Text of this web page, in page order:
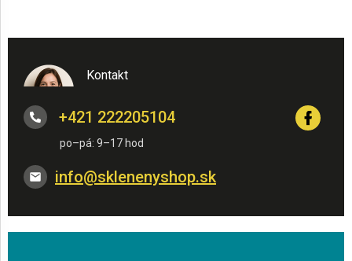
Kontakt
info@sklenenyshop.sk
+421 222205104